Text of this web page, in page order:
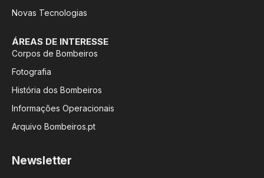
Novas Tecnologias
ÁREAS DE INTERESSE
Corpos de Bombeiros
Fotografia
História dos Bombeiros
Informações Operacionais
Arquivo Bombeiros.pt
Newsletter